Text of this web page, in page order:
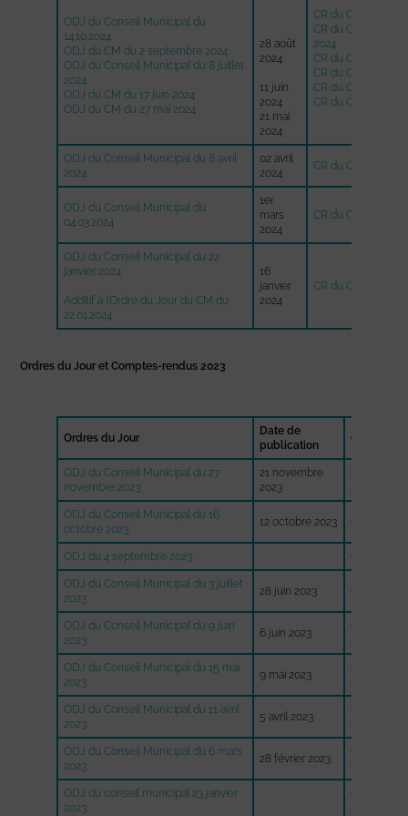
ODJ du Conseil Municipal du
14.10.2024
ODJ du CM du 2 septembre 2024
ODJ du Conseil Municipal du 8 juillet
2024
ODJ du CM du 17 juin 2024
ODJ du CM du 27 mai 2024
28 août
2024
11 juin
2024
21 mai
2024
CR du Conseil
CR du Conseil
2024
CR du Conseil
CR du Conseil
CR du Conseil
CR du Conseil
ODJ du Conseil Municipal du 8 avril
2024
02 avril
2024
CR du Conseil
ODJ du Conseil Municipal du
04.03.2024
1er
mars
2024
CR du Conseil
ODJ du Conseil Municipal du 22
janvier 2024
Additif à l’Ordre du Jour du CM du
22.01.2024
16
janvier
2024
CR du Conseil
Ordres du Jour et Comptes-rendus 2023
Ordres du Jour
Date de
publication
Comptes-
ODJ du Conseil Municipal du 27
novembre 2023
21 novembre
2023
CR du
27.11.2023
ODJ du Conseil Municipal du 16
octobre 2023
12 octobre 2023 Cr conseil
ODJ du 4 septembre 2023 Cr du CM
ODJ du Conseil Municipal du 3 juillet
2023
28 juin 2023 CR du CM
ODJ du Conseil Municipal du 9 juin
2023
6 juin 2023
CR du
ODJ du Conseil Municipal du 15 mai
2023
9 mai 2023
CR du
ODJ du Conseil Municipal du 11 avril
2023
5 avril 2023
CR du
ODJ du Conseil Municipal du 6 mars
2023
28 février 2023
CR du
ODJ du conseil municipal 23 janvier
2023
CR du
23.01.2023